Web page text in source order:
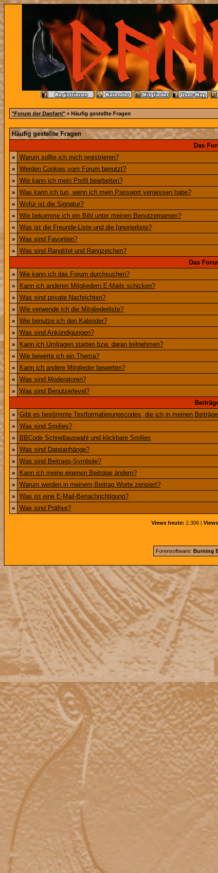
"Forum der Danfarri" » Häufig gestellte Fragen
Häufig gestellte Fragen
Das
» Warum sollte ich mich registrieren?
» Werden Cookies vom Forum benutzt?
» Wie kann ich mein Profil bearbeiten?
» Was kann ich tun, wenn ich mein Passwort vergessen habe?
» Wofür ist die Signatur?
» Wie bekomme ich ein Bild unter meinen Benutzernamen?
» Was ist die Freunde-Liste und die Ignorierliste?
» Was sind Favoriten?
» Was sind Rangtitel und Rangzeichen?
Das
» Wie kann ich das Forum durchsuchen?
»
Kann ich anderen Mitgliedern E-Mails schicken?
» Was sind private Nachrichten?
» Wie verwende ich die Mitgliederliste?
» Wie benutze ich den Kalender?
» Was sind Ankündigungen?
»
Kann ich Umfragen starten bzw. daran teilnehmen?
» Wie bewerte ich ein Thema?
»
Kann ich andere Mitglieder bewerten?
» Was sind Moderatoren?
» Was sind Benutzerlevel?
» Gibt es bestimmte Textformatierungscodes, die ich in meinen
» Was sind Smilies?
»
BBCode Schnellauswahl und klickbare Smilies
» Was sind Dateianhänge?
» Was sind Beitrags-Symbole?
»
Kann ich meine eigenen Beiträge ändern?
» Warum werden in meinem Beitrag Worte zensiert?
» Was ist eine E-Mail-Benachrichtigung?
» Was sind Präfixe?
Views heute: 2.306 |
Forensoftware: Burning